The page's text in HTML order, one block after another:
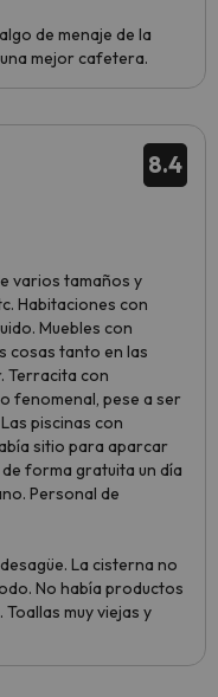
de menaje de la
mejor cafetera.
8.4
varios tamaños y
Habitaciones con
Muebles con
cosas tanto en las
Terracita con
fenomenal, pese a ser
piscinas con
sitio para aparcar
forma gratuita un día
Personal de
La cisterna no
No había productos
muy viejas y